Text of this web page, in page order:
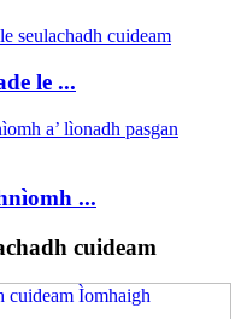
le ...
...
cuideam